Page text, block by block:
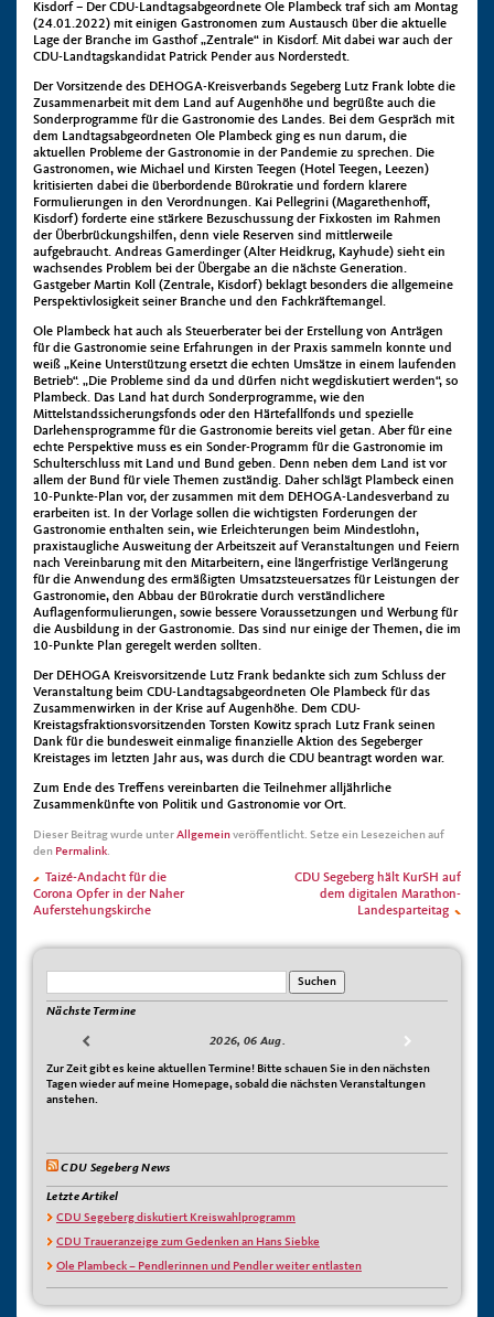
Kisdorf – Der CDU-Landtagsabgeordnete Ole Plambeck traf sich am Montag
(24.01.2022) mit einigen Gastronomen zum Austausch über die aktuelle
Lage der Branche im Gasthof „Zentrale“ in Kisdorf. Mit dabei war auch der
CDU-Landtagskandidat Patrick Pender aus Norderstedt.
Der Vorsitzende des DEHOGA-Kreisverbands Segeberg Lutz Frank lobte die
Zusammenarbeit mit dem Land auf Augenhöhe und begrüßte auch die
Sonderprogramme für die Gastronomie des Landes. Bei dem Gespräch mit
dem Landtagsabgeordneten Ole Plambeck ging es nun darum, die
aktuellen Probleme der Gastronomie in der Pandemie zu sprechen. Die
Gastronomen, wie Michael und Kirsten Teegen (Hotel Teegen, Leezen)
kritisierten dabei die überbordende Bürokratie und fordern klarere
Formulierungen in den Verordnungen. Kai Pellegrini (Magarethenhoff,
Kisdorf) forderte eine stärkere Bezuschussung der Fixkosten im Rahmen
der Überbrückungshilfen, denn viele Reserven sind mittlerweile
aufgebraucht. Andreas Gamerdinger (Alter Heidkrug, Kayhude) sieht ein
wachsendes Problem bei der Übergabe an die nächste Generation.
Gastgeber Martin Koll (Zentrale, Kisdorf) beklagt besonders die allgemeine
Perspektivlosigkeit seiner Branche und den Fachkräftemangel.
Ole Plambeck hat auch als Steuerberater bei der Erstellung von Anträgen
für die Gastronomie seine Erfahrungen in der Praxis sammeln konnte und
weiß „Keine Unterstützung ersetzt die echten Umsätze in einem laufenden
Betrieb“. „Die Probleme sind da und dürfen nicht wegdiskutiert werden“, so
Plambeck. Das Land hat durch Sonderprogramme, wie den
Mittelstandssicherungsfonds oder den Härtefallfonds und spezielle
Darlehensprogramme für die Gastronomie bereits viel getan. Aber für eine
echte Perspektive muss es ein Sonder-Programm für die Gastronomie im
Schulterschluss mit Land und Bund geben. Denn neben dem Land ist vor
allem der Bund für viele Themen zuständig. Daher schlägt Plambeck einen
10-Punkte-Plan vor, der zusammen mit dem DEHOGA-Landesverband zu
erarbeiten ist. In der Vorlage sollen die wichtigsten Forderungen der
Gastronomie enthalten sein, wie Erleichterungen beim Mindestlohn,
praxistaugliche Ausweitung der Arbeitszeit auf Veranstaltungen und Feiern
nach Vereinbarung mit den Mitarbeitern, eine längerfristige Verlängerung
für die Anwendung des ermäßigten Umsatzsteuersatzes für Leistungen der
Gastronomie, den Abbau der Bürokratie durch verständlichere
Auflagenformulierungen, sowie bessere Voraussetzungen und Werbung für
die Ausbildung in der Gastronomie. Das sind nur einige der Themen, die im
10-Punkte Plan geregelt werden sollten.
Der DEHOGA Kreisvorsitzende Lutz Frank bedankte sich zum Schluss der
Veranstaltung beim CDU-Landtagsabgeordneten Ole Plambeck für das
Zusammenwirken in der Krise auf Augenhöhe. Dem CDU-
Kreistagsfraktionsvorsitzenden Torsten Kowitz sprach Lutz Frank seinen
Dank für die bundesweit einmalige finanzielle Aktion des Segeberger
Kreistages im letzten Jahr aus, was durch die CDU beantragt worden war.
Zum Ende des Treffens vereinbarten die Teilnehmer alljährliche
Zusammenkünfte von Politik und Gastronomie vor Ort.
Dieser Beitrag wurde unterAllgemeinveröffentlicht. Setze ein Lesezeichen auf
den Permalink.
Taizé-Andacht für die
Corona Opfer in der Naher
Auferstehungskirche
CDU Segeberg hält KurSH auf
dem digitalen Marathon-
Landesparteitag
Nächste Termine
2026, 06 Aug.
Zur Zeit gibt es keine aktuellen Termine! Bitte schauen Sie in den nächsten
Tagen wieder auf meine Homepage, sobald die nächsten Veranstaltungen
anstehen.
CDU Segeberg News
Letzte Artikel
CDU Segeberg diskutiert Kreiswahlprogramm
CDU Traueranzeige zum Gedenken an Hans Siebke
Ole Plambeck – Pendlerinnen und Pendler weiter entlasten